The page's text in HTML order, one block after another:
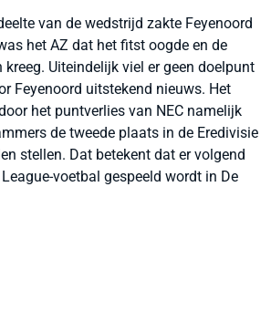
van de wedstrijd zakte Feyenoord
het AZ dat het fitst oogde en de
Uiteindelijk viel er geen doelpunt
Feyenoord uitstekend nieuws. Het
het puntverlies van NEC namelijk
de tweede plaats in de Eredivisie
stellen. Dat betekent dat er volgend
voetbal gespeeld wordt in De